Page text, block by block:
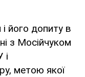
його допиту в
з Мосійчуком
і
метою якої